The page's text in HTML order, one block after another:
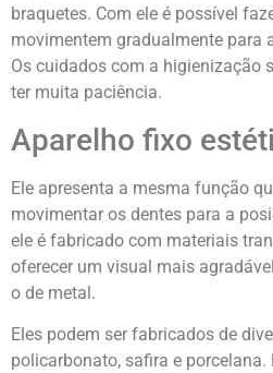
braquetes. Com ele é possível
movimentem gradualmente para
Os cuidados com a higienização
ter muita paciência.
Aparelho fixo
Ele apresenta a mesma função
movimentar os dentes para a
ele é fabricado com materiais
oferecer um visual mais
o de metal.
Eles podem ser fabricados de
policarbonato, safira e